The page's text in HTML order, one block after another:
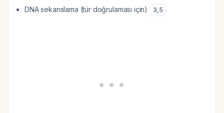
DNA sekanslama (tür doğrulaması için)
3,5